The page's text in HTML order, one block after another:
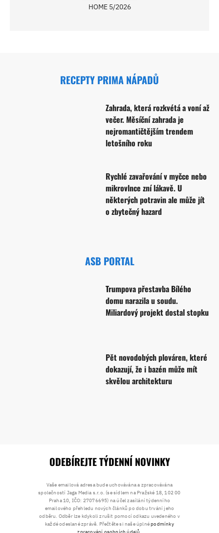
HOME 5/2026
RECEPTY PRIMA NÁPADŮ
Zahrada, která rozkvétá a voní až
večer. Měsíční zahrada je
nejromantičtějším trendem
letošního roku
Rychlé zavařování v myčce nebo
mikrovlnce zní lákavě. U
některých potravin ale může jít
o zbytečný hazard
ASB PORTAL
Trumpova přestavba Bílého
domu narazila u soudu.
Miliardový projekt dostal stopku
Pět novodobých plováren, které
dokazují, že i bazén může mít
skvělou architekturu
ODEBÍREJTE TÝDENNÍ NOVINKY
Vaše emailová adresa bude uchovávána a zpracovávána
společností Jaga Media s.r.o. (se sídlem na Pražské 18, 102 00
Praha 10, IČO: 27076695) na účel zasílání týdenního
emailového přehledu nových článků po dobu trvání jeho
odběru. Odběr lze kdykoli zrušit pomocí odkazu uvedeného v
každé odeslané zprávě. Přečtěte si naše úplnépodmínky